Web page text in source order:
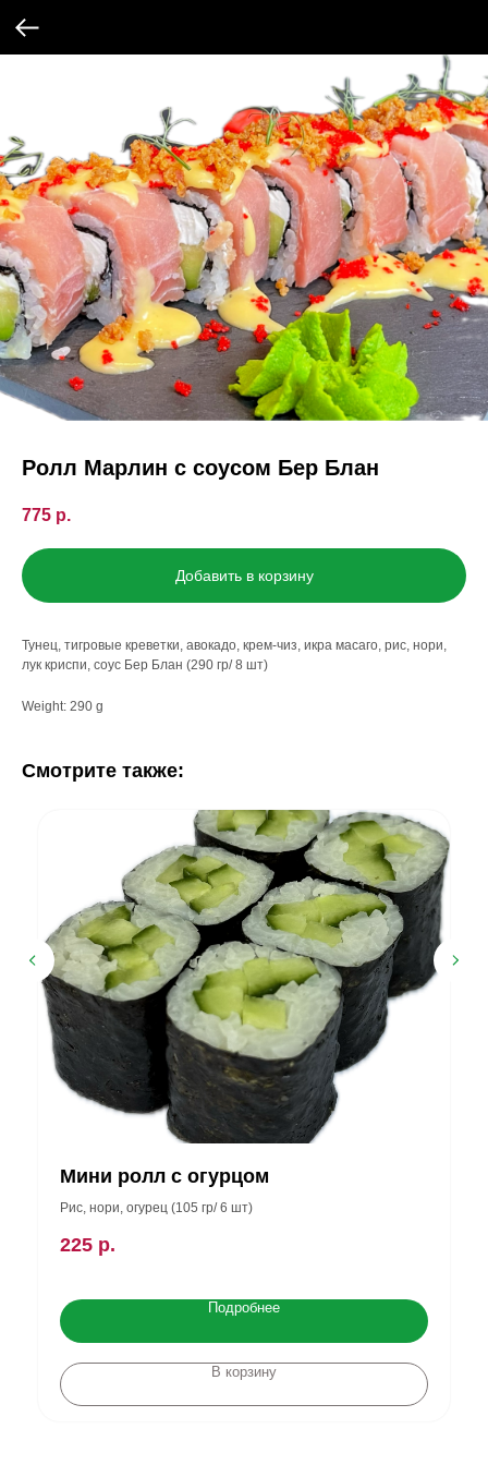
Ролл Марлин с соусом Бер Блан
775 р.
Добавить в корзину
Тунец, тигровые креветки, авокадо, крем-чиз, икра масаго, рис, нори,
лук криспи, соус Бер Блан (290 гр/ 8 шт)
Weight: 290 g
Смотрите также:
Мини ролл с огурцом
Рис, нори, огурец (105 гр/ 6 шт)
225 р.
Подробнее
В корзину